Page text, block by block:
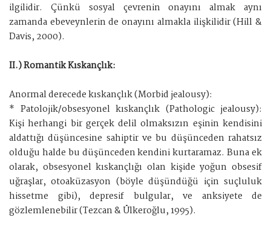
ilgilidir. Çünkü sosyal çevrenin onayını almak aynı
zamanda ebeveynlerin de onayını almakla ilişkilidir (Hill &
Davis, 2000).
II.) Romantik Kıskançlık:
Anormal derecede kıskançlık (Morbid jealousy):
* Patolojik/obsesyonel kıskançlık (Pathologic jealousy):
Kişi herhangi bir gerçek delil olmaksızın eşinin kendisini
aldattığı düşüncesine sahiptir ve bu düşünceden rahatsız
olduğu halde bu düşünceden kendini kurtaramaz. Buna ek
olarak, obsesyonel kıskançlığı olan kişide yoğun obsesif
uğraşlar, otoaküzasyon (böyle düşündüğü için suçluluk
hissetme gibi), depresif bulgular, ve anksiyete de
gözlemlenebilir (Tezcan & Ülkeroğlu, 1995).